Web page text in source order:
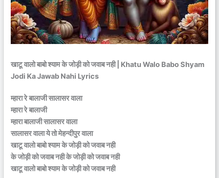
खाटू वालो बाबो श्याम के जोड़ी को जवाब नही | Khatu Walo Babo Shyam
Jodi Ka Jawab Nahi Lyrics
म्हारा रे बालाजी सालासर वाला
म्हारा रे बालाजी
म्हारा बालाजी सालासर वाला
सालासर वाला ये तो मेहन्दीपुर वाला
खाटू वालो बाबो श्याम के जोड़ी को जवाब नही
के जोड़ी को जवाब नही के जोड़ी को जवाब नही
खाटू वालो बाबो श्याम के जोड़ी को जवाब नही